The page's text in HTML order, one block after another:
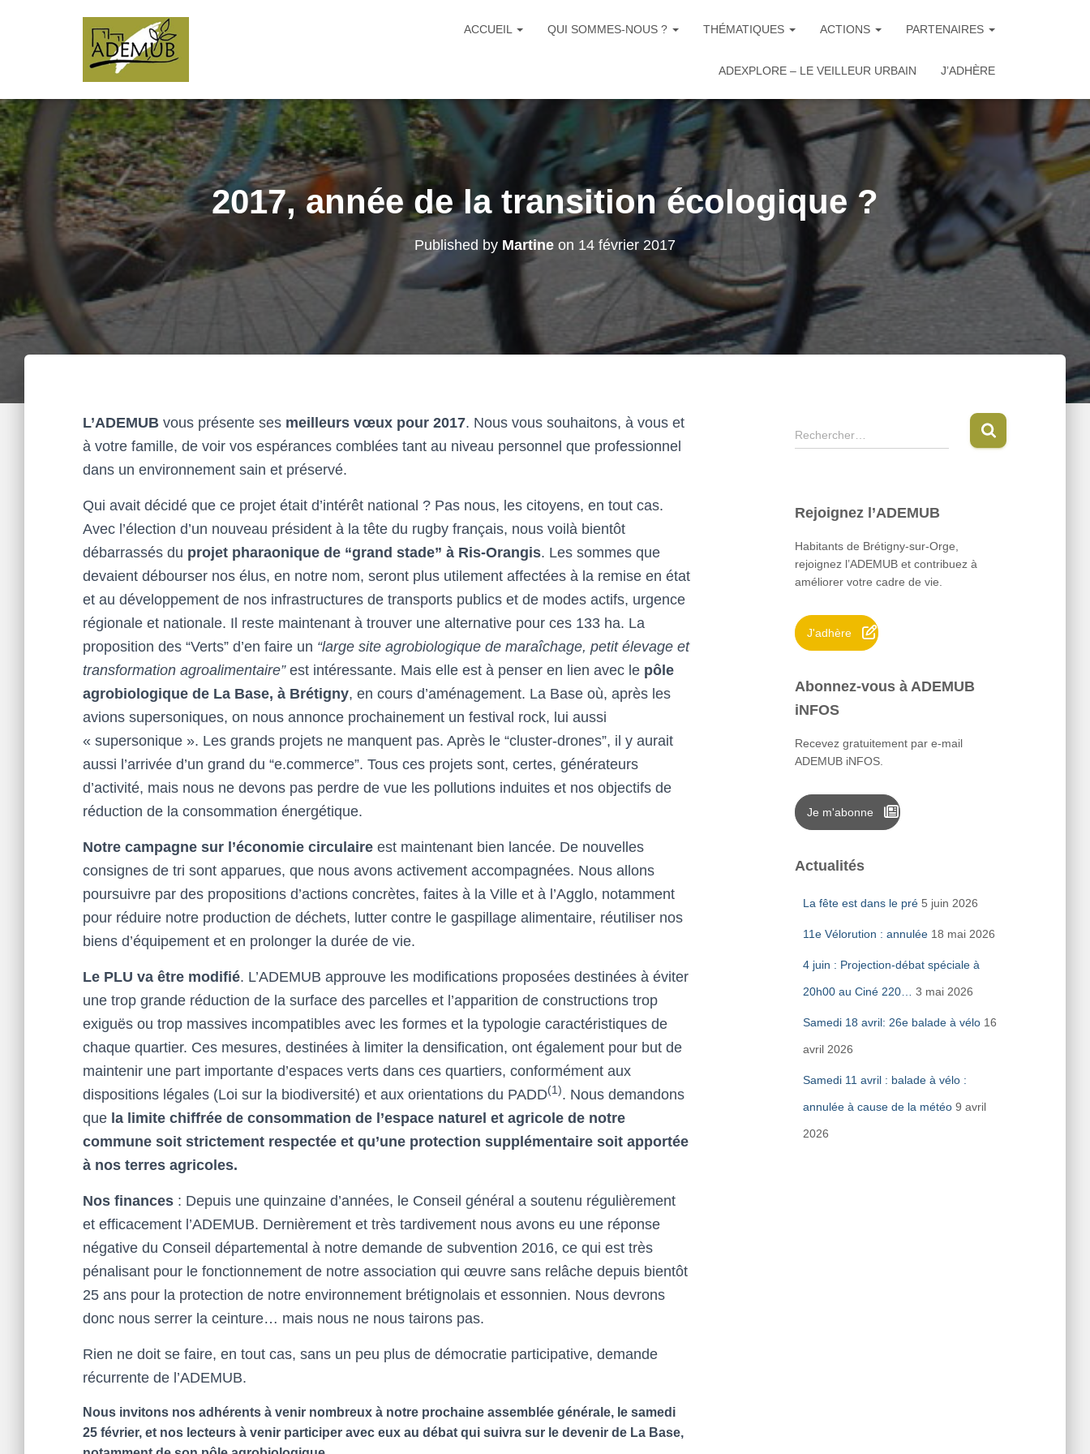
ACCUEIL QUI SOMMES-NOUS ? THÉMATIQUES ACTIONS PARTENAIRES
ADEXPLORE – LE VEILLEUR URBAIN J’ADHÈRE
2017, année de la transition écologique ?
Published by Martine on 14 février 2017
L’ADEMUB vous présente ses meilleurs vœux pour 2017. Nous vous souhaitons, à vous et
à votre famille, de voir vos espérances comblées tant au niveau personnel que professionnel
dans un environnement sain et préservé.
Qui avait décidé que ce projet était d’intérêt national ? Pas nous, les citoyens, en tout cas.
Avec l’élection d’un nouveau président à la tête du rugby français, nous voilà bientôt
débarrassés du projet pharaonique de “grand stade” à Ris-Orangis. Les sommes que
devaient débourser nos élus, en notre nom, seront plus utilement affectées à la remise en état
et au développement de nos infrastructures de transports publics et de modes actifs, urgence
régionale et nationale. Il reste maintenant à trouver une alternative pour ces 133 ha. La
proposition des “Verts” d’en faire un “large site agrobiologique de maraîchage, petit élevage et
transformation agroalimentaire”est intéressante. Mais elle est à penser en lien avec le pôle
agrobiologique de La Base, à Brétigny, en cours d’aménagement. La Base où, après les
avions supersoniques, on nous annonce prochainement un festival rock, lui aussi
« supersonique ». Les grands projets ne manquent pas. Après le “cluster-drones”, il y aurait
aussi l’arrivée d’un grand du “e.commerce”. Tous ces projets sont, certes, générateurs
d’activité, mais nous ne devons pas perdre de vue les pollutions induites et nos objectifs de
réduction de la consommation énergétique.
Notre campagne sur l’économie circulaire est maintenant bien lancée. De nouvelles
consignes de tri sont apparues, que nous avons activement accompagnées. Nous allons
poursuivre par des propositions d’actions concrètes, faites à la Ville et à l’Agglo, notamment
pour réduire notre production de déchets, lutter contre le gaspillage alimentaire, réutiliser nos
biens d’équipement et en prolonger la durée de vie.
Le PLU va être modifié. L’ADEMUB approuve les modifications proposées destinées à éviter
une trop grande réduction de la surface des parcelles et l’apparition de constructions trop
exiguës ou trop massives incompatibles avec les formes et la typologie caractéristiques de
chaque quartier. Ces mesures, destinées à limiter la densification, ont également pour but de
maintenir une part importante d’espaces verts dans ces quartiers, conformément aux
dispositions légales (Loi sur la biodiversité) et aux orientations du PADD(1). Nous demandons
que la limite chiffrée de consommation de l’espace naturel et agricole de notre
commune soit strictement respectée et qu’une protection supplémentaire soit apportée
à nos terres agricoles.
Nos finances : Depuis une quinzaine d’années, le Conseil général a soutenu régulièrement
et efficacement l’ADEMUB. Dernièrement et très tardivement nous avons eu une réponse
négative du Conseil départemental à notre demande de subvention 2016, ce qui est très
pénalisant pour le fonctionnement de notre association qui œuvre sans relâche depuis bientôt
25 ans pour la protection de notre environnement brétignolais et essonnien. Nous devrons
donc nous serrer la ceinture… mais nous ne nous tairons pas.
Rien ne doit se faire, en tout cas, sans un peu plus de démocratie participative, demande
récurrente de l’ADEMUB.
Nous invitons nos adhérents à venir nombreux à notre prochaine assemblée générale, le samedi
25 février, et nos lecteurs à venir participer avec eux au débat qui suivra sur le devenir de La Base,
R
e
r
h
e
r
:
Rechercher…
Rejoignez l’ADEMUB
Habitants de Brétigny-sur-Orge,
rejoignez l’ADEMUB et contribuez à
améliorer votre cadre de vie.
J'adhère
Abonnez-vous à ADEMUB
iNFOS
Recevez gratuitement par e-mail
ADEMUB iNFOS.
Je m'abonne
Actualités
La fête est dans le pré 5 juin 2026
11e Vélorution : annulée 18 mai 2026
4 juin : Projection-débat spéciale à
20h00 au Ciné 220… 3 mai 2026
Samedi 18 avril: 26e balade à vélo 16
avril 2026
Samedi 11 avril : balade à vélo :
annulée à cause de la météo 9 avril
2026